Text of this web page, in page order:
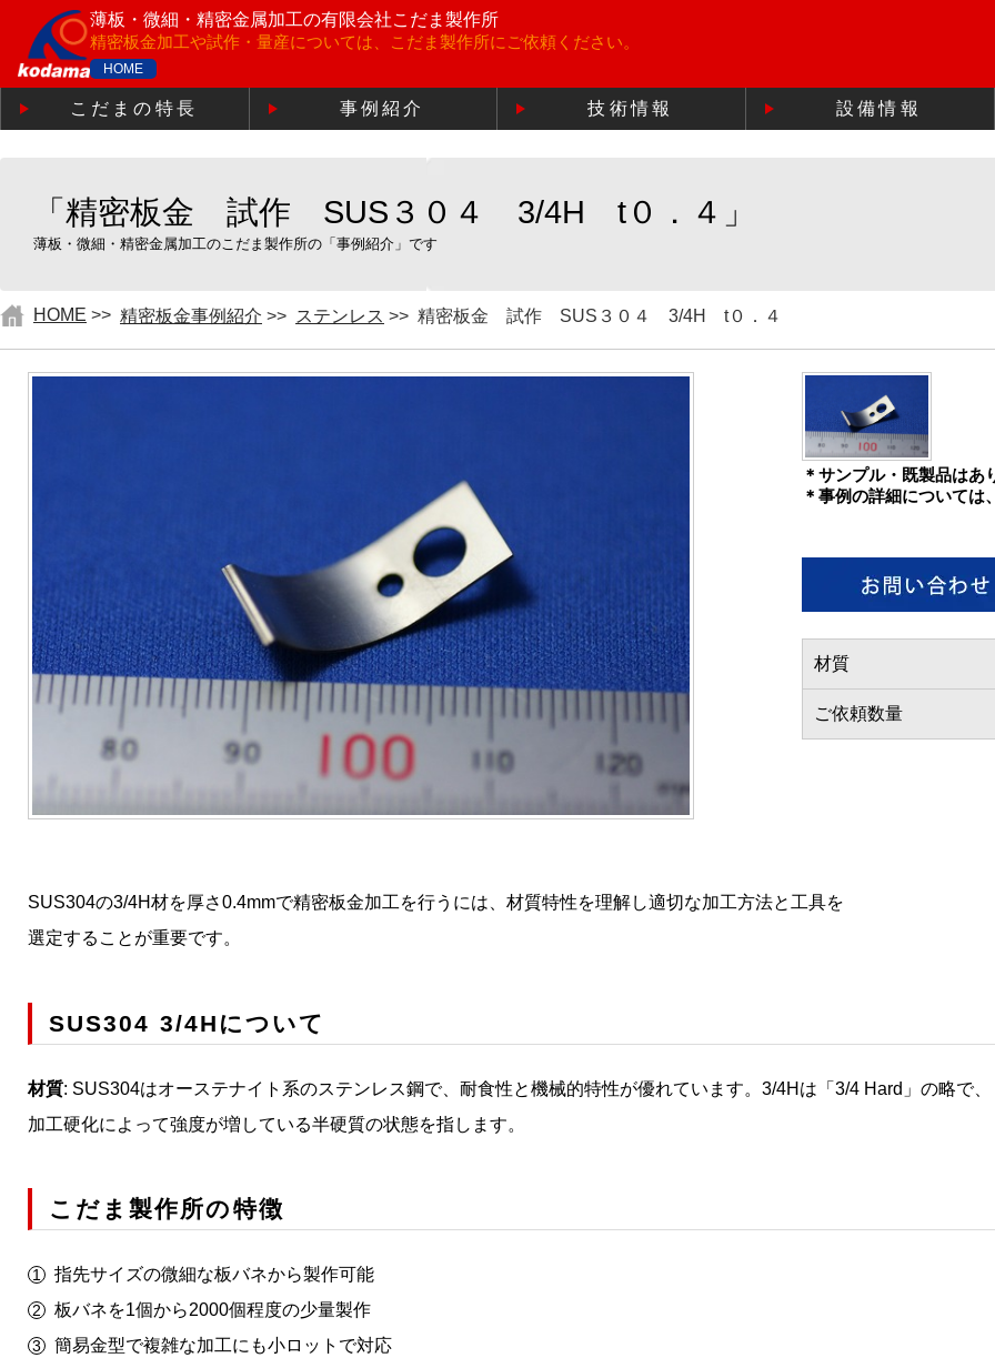
薄板・微細・精密金属加工の有限会社こだま製作所
精密板金加工や試作・量産については、こだま製作所にご依頼ください。
HOME
こだまの特長 事例紹介 技術情報 設備情報
「精密板金 試作 SUS３０４ 3/4H t０．４」
薄板・微細・精密金属加工のこだま製作所の「事例紹介」です
HOME >> 精密板金事例紹介 >> ステンレス >> 精密板金 試作 SUS３０４ 3/4H t０．４
＊サンプル・既製品はあ
＊事例の詳細については
材質
ご依頼数量
SUS304の3/4H材を厚さ0.4mmで精密板金加工を行うには、材質特性を理解し適切な加工方法と工具を
選定することが重要です。
SUS304 3/4Hについて
材質: SUS304はオーステナイト系のステンレス鋼で、耐食性と機械的特性が優れています。3/4Hは「3/4 Hard」の略で、
加工硬化によって強度が増している半硬質の状態を指します。
こだま製作所の特徴
指先サイズの微細な板バネから製作可能
板バネを1個から2000個程度の少量製作
簡易金型で複雑な加工にも小ロットで対応